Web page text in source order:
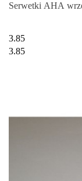
Serwetki AHA
3.85
3.85